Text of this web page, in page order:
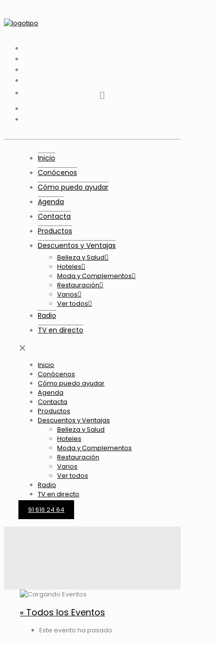
Youtube
Inicio
Conócenos
Cómo puedo ayudar
Agenda
Contacta
Productos
Descuentos y Ventajas
Belleza y Salud
Hoteles
Moda y Complementos
Restauración
Varios
Ver todos
Radio
TV en directo
✕
Inicio
Conócenos
Cómo puedo ayudar
Agenda
Contacta
Productos
Descuentos y Ventajas
Belleza y Salud
Hoteles
Moda y Complementos
Restauración
Varios
Ver todos
Radio
TV en directo
91 616 24 64
« Todos los Eventos
Este evento ha pasado.